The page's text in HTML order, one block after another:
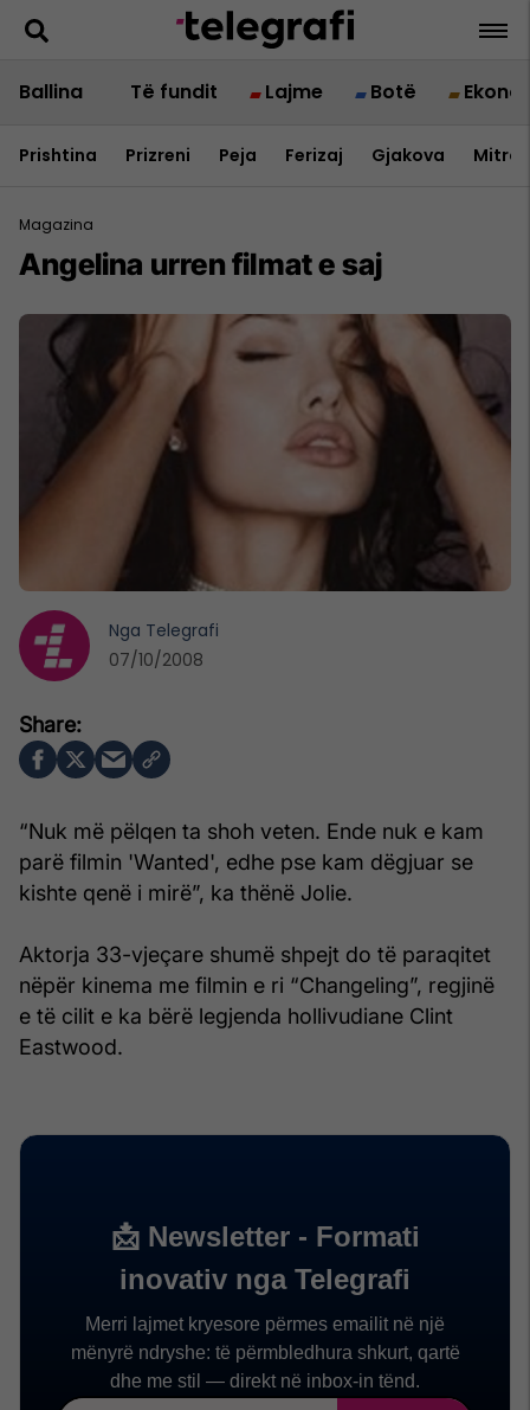
Ballina Të fundit Lajme Botë
Prishtina Prizreni Peja Ferizaj Gjakova
Magazina
Angelina urren filmat e saj
“Nuk më pëlqen ta shoh veten. Ende nuk e kam
parë filmin 'Wanted', edhe pse kam dëgjuar se
kishte qenë i mirë”, ka thënë Jolie.
Aktorja 33-vjeçare shumë shpejt do të paraqitet
nëpër kinema me filmin e ri “Changeling”, regjinë
e të cilit e ka bërë legjenda hollivudiane Clint
Eastwood.
Nga Telegrafi
07/10/2008